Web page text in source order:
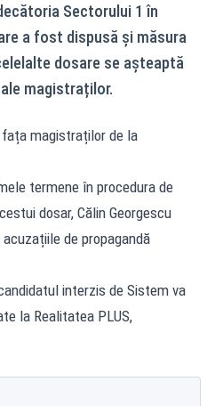
Sectorului 1 în
a fost dispusă și măsura
dosare se așteaptă
magistraților.
fața magistraților de la
termene în procedura de
dosar, Călin Georgescu
de propagandă
interzis de Sistem va
la Realitatea PLUS,